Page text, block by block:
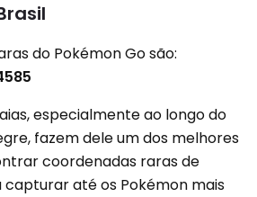
do Pokémon Go são:
especialmente ao longo do
fazem dele um dos melhores
coordenadas raras de
capturar até os Pokémon mais